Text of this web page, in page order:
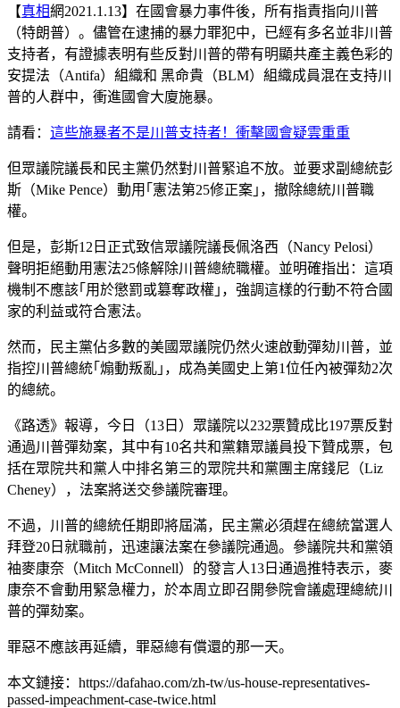
【真相網2021.1.13】在國會暴力事件後，所有指責指向川普
（特朗普）。儘管在逮捕的暴力罪犯中，已經有多名並非川普
支持者，有證據表明有些反對川普的帶有明顯共產主義色彩的
安提法（Antifa）組織和 黑命貴（BLM）組織成員混在支持川
普的人群中，衝進國會大廈施暴。
請看： 這些施暴者不是川普支持者！衝擊國會疑雲重重
但眾議院議長和民主黨仍然對川普緊追不放。並要求副總統彭
斯（Mike Pence）動用｢憲法第25修正案｣，撤除總統川普職
權。
但是，彭斯12日正式致信眾議院議長佩洛西（Nancy Pelosi）
聲明拒絕動用憲法25條解除川普總統職權。並明確指出：這項
機制不應該｢用於懲罰或篡奪政權｣，強調這樣的行動不符合國
家的利益或符合憲法。
然而，民主黨佔多數的美國眾議院仍然火速啟動彈劾川普，並
指控川普總統｢煽動叛亂｣，成為美國史上第1位任內被彈劾2次
的總統。
《路透》報導，今日（13日）眾議院以232票贊成比197票反對
通過川普彈劾案，其中有10名共和黨籍眾議員投下贊成票，包
括在眾院共和黨人中排名第三的眾院共和黨團主席錢尼（Liz
Cheney），法案將送交參議院審理。
不過，川普的總統任期即將屆滿，民主黨必須趕在總統當選人
拜登20日就職前，迅速讓法案在參議院通過。參議院共和黨領
袖麥康奈（Mitch McConnell）的發言人13日通過推特表示，麥
康奈不會動用緊急權力，於本周立即召開參院會議處理總統川
普的彈劾案。
罪惡不應該再延續，罪惡總有償還的那一天。
本文鏈接：https://dafahao.com/zh-tw/us-house-representatives-
passed-impeachment-case-twice.html